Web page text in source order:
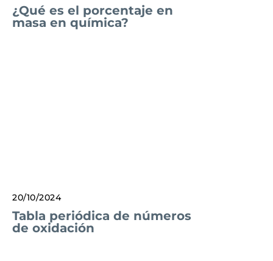
¿Qué es el porcentaje en
masa en química?
20/10/2024
Tabla periódica de números
de oxidación